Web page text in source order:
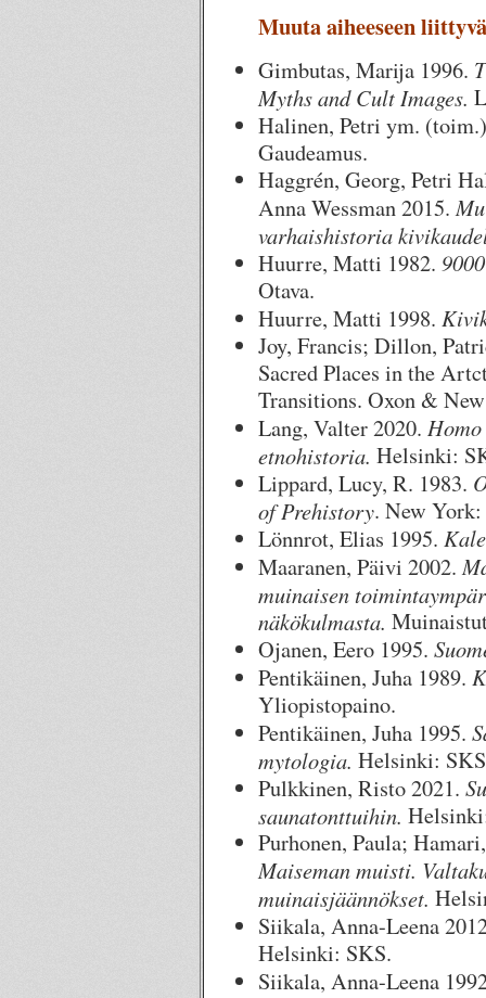
Muuta aiheeseen
Gimbutas, Marija 1996.
Myths and Cult Images.
Halinen, Petri ym.
Gaudeamus.
Haggrén, Georg, Petri
Anna Wessman 2015.
varhaishistoria
Huurre, Matti 1982.
Otava.
Huurre, Matti 1998.
Joy, Francis; Dillon,
Sacred Places in the
Transitions. Oxon &
Lang, Valter 2020.
etnohistoria. Helsinki:
Lippard, Lucy, R. 1983.
of Prehistory. New York:
Lönnrot, Elias 1995.
Maaranen, Päivi 2002.
muinaisen
näkökulmasta.
Ojanen, Eero 1995.
Pentikäinen, Juha 1989.
Yliopistopaino.
Pentikäinen, Juha 1995.
mytologia. Helsinki:
Pulkkinen, Risto 2021.
saunatonttuihin.
Purhonen, Paula;
Maiseman muisti.
muinaisjäännökset.
Siikala, Anna-Leena
Helsinki: SKS.
Siikala, Anna-Leena